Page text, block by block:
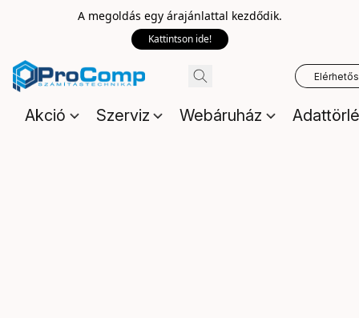
A megoldás egy árajánlattal kezdődik.
Kattintson ide!
Akció Szerviz Webáruház